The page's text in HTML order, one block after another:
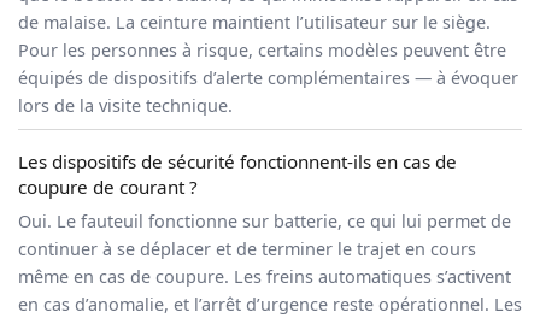
de malaise. La ceinture maintient l’utilisateur sur le siège.
Pour les personnes à risque, certains modèles peuvent être
équipés de dispositifs d’alerte complémentaires — à évoquer
lors de la visite technique.
Les dispositifs de sécurité fonctionnent-ils en cas de
coupure de courant ?
Oui. Le fauteuil fonctionne sur batterie, ce qui lui permet de
continuer à se déplacer et de terminer le trajet en cours
même en cas de coupure. Les freins automatiques s’activent
en cas d’anomalie, et l’arrêt d’urgence reste opérationnel. Les